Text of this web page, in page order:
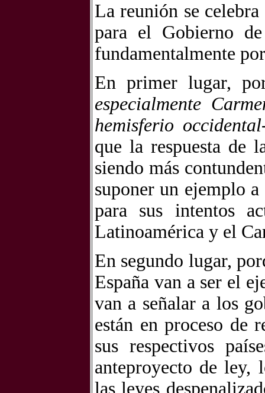
La reunión se
para el Gobierno
fundamentalmente
En primer lugar,
especialmente
hemisferio
que la respuesta de
siendo más
suponer un ejemplo
para sus intentos
Latinoamérica y el
En segundo lugar,
España van a ser el
van a señalar a los
están en proceso de
sus respectivos
anteproyecto de ley,
las leyes